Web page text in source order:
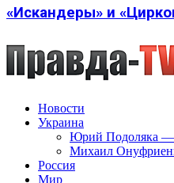
«Искандеры» и
Новости
Украина
Юрий Подоляка
Михаил
Россия
Мир